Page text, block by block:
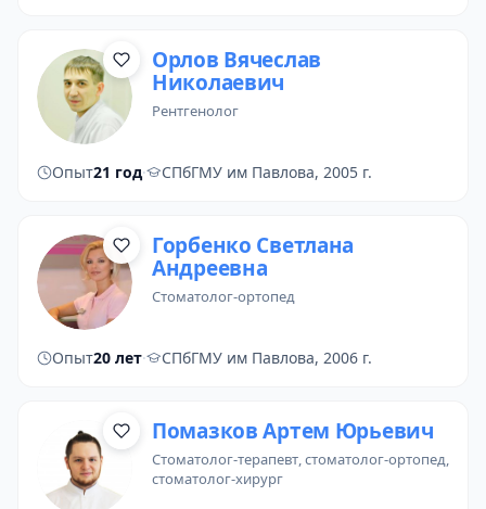
Орлов Вячеслав
Николаевич
рентгенолог
Опыт21 год· СПбГМУ им Павлова, 2005 г.
Горбенко Светлана
Андреевна
стоматолог-ортопед
Опыт20 лет· СПбГМУ им Павлова, 2006 г.
Помазков Артем Юрьевич
стоматолог-терапевт, стоматолог-ортопед,
стоматолог-хирург